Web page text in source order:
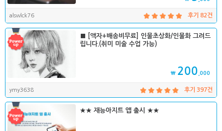
alswlck76 후기 82건
■ [액자+배송비무료] 인물초상화/인물화 그려드
립니다.(취미 미술 수업 가능)
₩ 200 ,000
ymy3638 후기 397건
★★ 재능아지트 앱 출시 ★★